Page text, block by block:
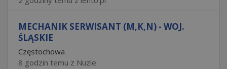
MECHANIK SERWISANT (M,K,N) - WOJ.
ŚLĄSKIE
Częstochowa
8 godzin temu z Nuzle